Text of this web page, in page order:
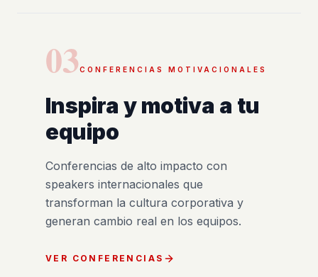
03CONFERENCIAS MOTIVACIONALES
Inspira y motiva a tu
equipo
Conferencias de alto impacto con
speakers internacionales que
transforman la cultura corporativa y
generan cambio real en los equipos.
VER CONFERENCIAS